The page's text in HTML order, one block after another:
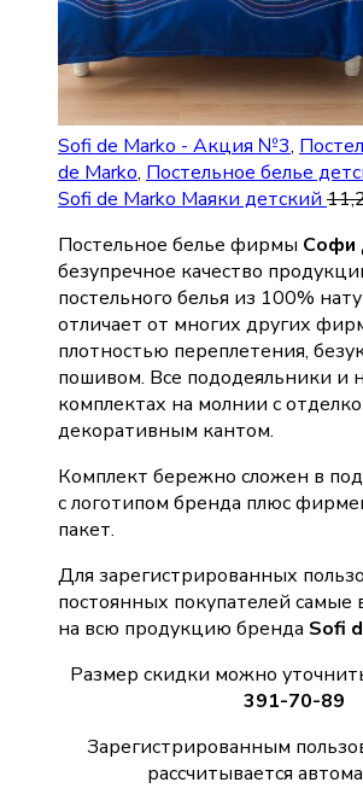
Sofi de Marko - Акция №3,
de Marko, Постельное белье
Sofi de Marko Маяки детский
Постельное белье фирмы Софи
безупречное качество
постельного белья из 100%
отличает от многих других
плотностью переплетения,
пошивом. Все пододеяльники и
комплектах на молнии с
декоративным кантом.
Комплект бережно сложен в
с логотипом бренда плюс
пакет.
Для зарегистрированных
постоянных покупателей
на всю продукцию бренда Sofi
Размер скидки можно
391-70-89
Зарегистрированным
рассчитывается